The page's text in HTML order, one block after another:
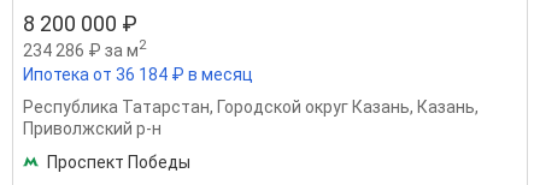
8 200 000 ₽
234 286 ₽ за м2
Ипотека от 36 184 ₽ в месяц
Республика Татарстан, Городской округ Казань, Казань,
Приволжский р-н
Проспект Победы